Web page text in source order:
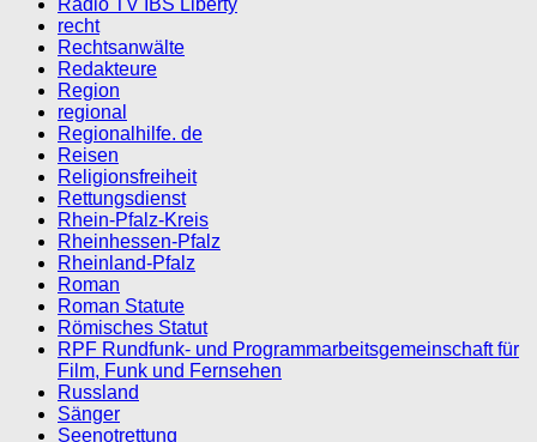
recht
Rechtsanwälte
Redakteure
Region
regional
Regionalhilfe. de
Reisen
Religionsfreiheit
Rettungsdienst
Rhein-Pfalz-Kreis
Rheinhessen-Pfalz
Rheinland-Pfalz
Roman
Roman Statute
Römisches Statut
RPF Rundfunk- und Programmarbeitsgemeinschaft für
Film, Funk und Fernsehen
Russland
Sänger
Seenotrettung